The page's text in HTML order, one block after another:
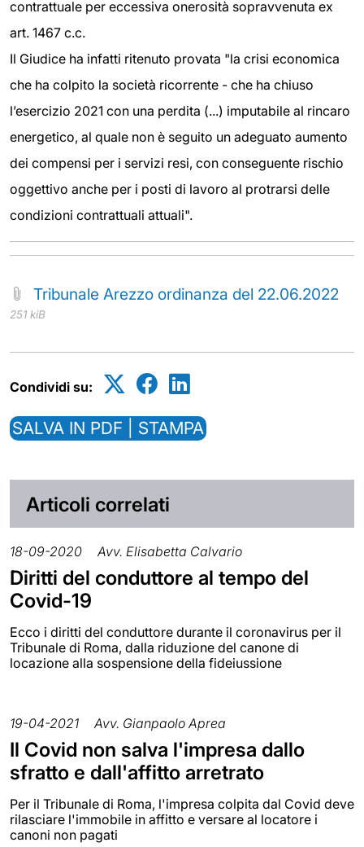
contrattuale per eccessiva onerosità sopravvenuta ex
art. 1467 c.c.
Il Giudice ha infatti ritenuto provata "la crisi economica
che ha colpito la società ricorrente - che ha chiuso
l’esercizio 2021 con una perdita (...) imputabile al rincaro
energetico, al quale non è seguito un adeguato aumento
dei compensi per i servizi resi, con conseguente rischio
oggettivo anche per i posti di lavoro al protrarsi delle
condizioni contrattuali attuali".
Tribunale Arezzo ordinanza del 22.06.2022
251 kiB
Condividi su:
SALVA IN PDF | STAMPA
Articoli correlati
18-09-2020 Avv. Elisabetta Calvario
Diritti del conduttore al tempo del
Covid-19
Ecco i diritti del conduttore durante il coronavirus per il
Tribunale di Roma, dalla riduzione del canone di
locazione alla sospensione della fideiussione
19-04-2021 Avv. Gianpaolo Aprea
Il Covid non salva l'impresa dallo
sfratto e dall'affitto arretrato
Per il Tribunale di Roma, l'impresa colpita dal Covid deve
rilasciare l'immobile in affitto e versare al locatore i
canoni non pagati